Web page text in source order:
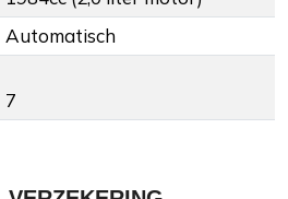
Automatisch
7